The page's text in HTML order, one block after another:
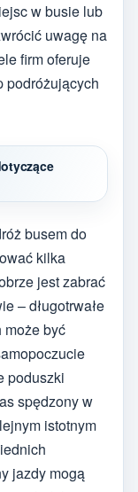
w busie lub
uwagę na
firm oferuje
podróżujących
busem do
kilka
jest zabrać
– długotrwałe
być
poduszki
spędzony w
istotnym
jazdy mogą